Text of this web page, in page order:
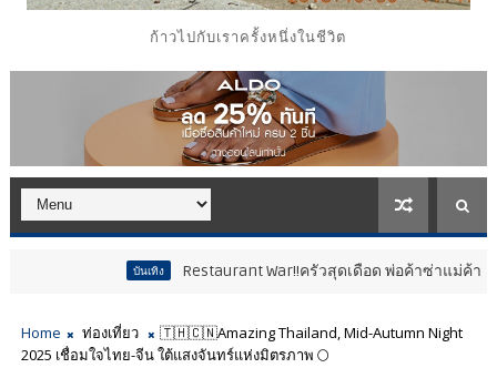
ก้าวไปกับเราครั้งหนึ่งในชีวิต
Restaurant War!!ครัวสุดเดือด พ่อค้าซ่าแม่ค้าแซ่บ..สติหลุด “
Home ท่องเที่ยว
🇹🇭🇨🇳Amazing Thailand, Mid-Autumn Night
2025 เชื่อมใจไทย-จีน ใต้แสงจันทร์แห่งมิตรภาพ 🌕